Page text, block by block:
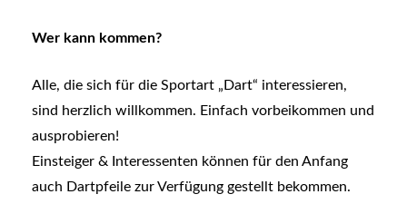
Wer kann kommen?
Alle, die sich für die Sportart „Dart“ interessieren,
sind herzlich willkommen. Einfach vorbeikommen und
ausprobieren!
Einsteiger & Interessenten können für den Anfang
auch Dartpfeile zur Verfügung gestellt bekommen.